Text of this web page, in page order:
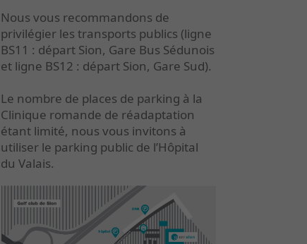
Nous vous recommandons de
privilégier les transports publics (ligne
BS11 : départ Sion, Gare Bus Sédunois
et ligne BS12 : départ Sion, Gare Sud).
Le nombre de places de parking à la
Clinique romande de réadaptation
étant limité, nous vous invitons à
utiliser le parking public de l’Hôpital
du Valais.